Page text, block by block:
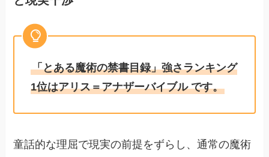
「とある魔術の禁書目録」強さランキング
1位はアリス＝アナザーバイブル です。
童話的な理屈で現実の前提をずらし、通常の魔術